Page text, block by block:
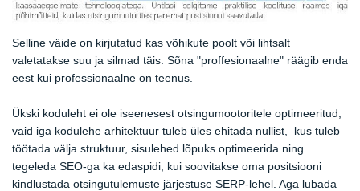
Selline väide on kirjutatud kas võhikute poolt või lihtsalt
valetatakse suu ja silmad täis. Sõna "proffesionaalne" räägib enda
eest kui professionaalne on teenus.
Ükski koduleht ei ole iseenesest otsingumootoritele optimeeritud,
vaid iga kodulehe arhitektuur tuleb üles ehitada nullist, kus tuleb
töötada välja struktuur, sisulehed lõpuks optimeerida ning
tegeleda SEO-ga ka edaspidi, kui soovitakse oma positsiooni
kindlustada otsingutulemuste järjestuse SERP-lehel. Aga lubada